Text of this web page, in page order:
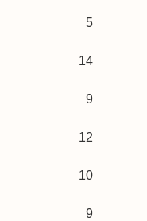
5
14
9
12
10
9